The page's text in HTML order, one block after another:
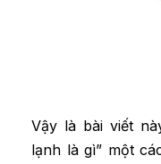
Vậy là bài viết
lạnh là gì” một